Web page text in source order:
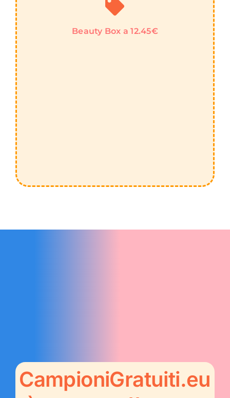
Beauty Box a 12.45€
CampioniGratuiti.eu